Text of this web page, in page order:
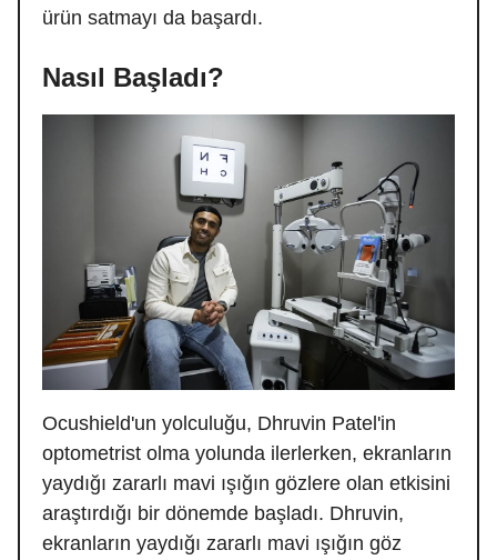
ürün satmayı da başardı.
Nasıl Başladı?
Ocushield'un yolculuğu, Dhruvin Patel'in
optometrist olma yolunda ilerlerken, ekranların
yaydığı zararlı mavi ışığın gözlere olan etkisini
araştırdığı bir dönemde başladı. Dhruvin,
ekranların yaydığı zararlı mavi ışığın göz